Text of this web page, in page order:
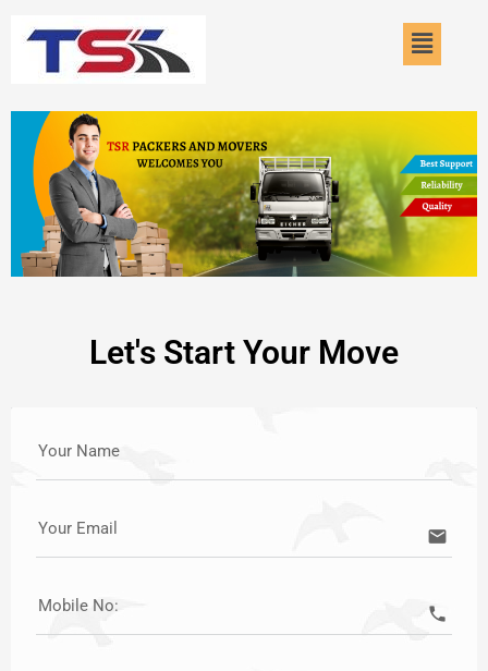
Menu
Let's Start Your Move
Your Name
Your Email email
Mobile No: call